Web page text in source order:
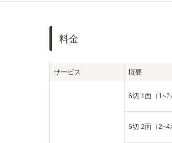
料金
サービス 概要
6切 1面（1~2
6切 2面（2~4